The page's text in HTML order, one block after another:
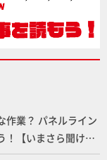
作業？ パネルライン
！【いまさら聞けな
パネルライン】